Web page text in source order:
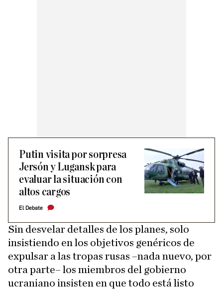
Putin visita por sorpresa
Jersón y Lugansk para
evaluar la situación con
altos cargos
El Debate
Sin desvelar detalles de los planes, solo
insistiendo en los objetivos genéricos de
expulsar a las tropas rusas –nada nuevo, por
otra parte– los miembros del gobierno
ucraniano insisten en que todo está listo